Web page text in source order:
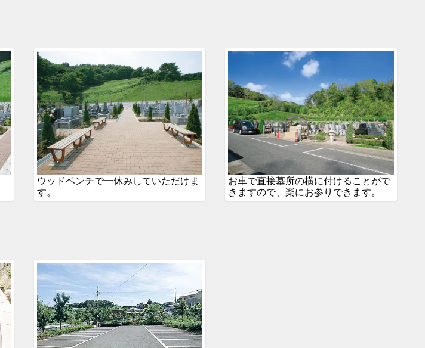
ウッドベンチで一休みしていただけま
す。
お車で直接墓所の横に付けることがで
きますので、楽にお参りできます。